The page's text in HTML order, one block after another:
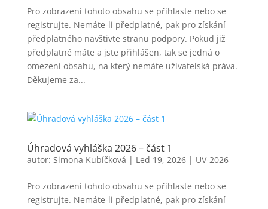
Pro zobrazení tohoto obsahu se přihlaste nebo se
registrujte. Nemáte-li předplatné, pak pro získání
předplatného navštivte stranu podpory. Pokud již
předplatné máte a jste přihlášen, tak se jedná o
omezení obsahu, na který nemáte uživatelská práva.
Děkujeme za...
Úhradová vyhláška 2026 – část 1
autor: Simona Kubíčková | Led 19, 2026| UV-2026
Pro zobrazení tohoto obsahu se přihlaste nebo se
registrujte. Nemáte-li předplatné, pak pro získání